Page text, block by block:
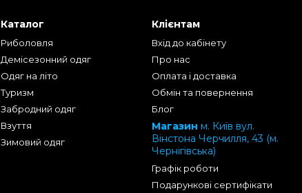
Каталог
Риболовля
Демісезонний одяг
Одяг на літо
Туризм
Забродний одяг
Взуття
Зимовий одяг
Клієнтам
Вхід до кабінету
Про нас
Оплата і доставка
Обмін та повернення
Блог
Магазин м. Київ вул.
Вінстона Черчилля, 43 (м.
Чернігівська)
Графік роботи
Подарункові сертифікати